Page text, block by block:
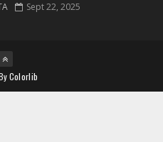
Sept 22, 2025
Colorlib